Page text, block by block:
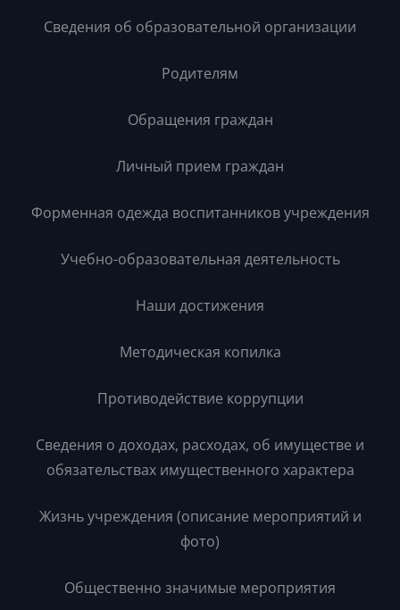
Сведения об образовательной организации
Родителям
Обращения граждан
Личный прием граждан
Форменная одежда воспитанников учреждения
Учебно-образовательная деятельность
Наши достижения
Методическая копилка
Противодействие коррупции
Сведения о доходах, расходах, об имуществе и
обязательствах имущественного характера
Жизнь учреждения (описание мероприятий и
фото)
Общественно значимые мероприятия